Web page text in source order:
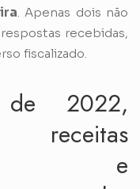
. Apenas dois não
recebidas,
fiscalizado.
2022,
receitas
e